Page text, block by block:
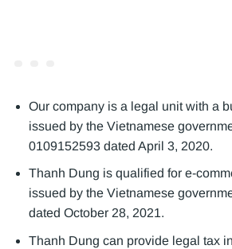
Our company is a legal unit with a
issued by the Vietnamese
0109152593 dated April 3, 2020.
Thanh Dung is qualified for e-
issued by the Vietnamese
dated October 28, 2021.
Thanh Dung can provide legal tax